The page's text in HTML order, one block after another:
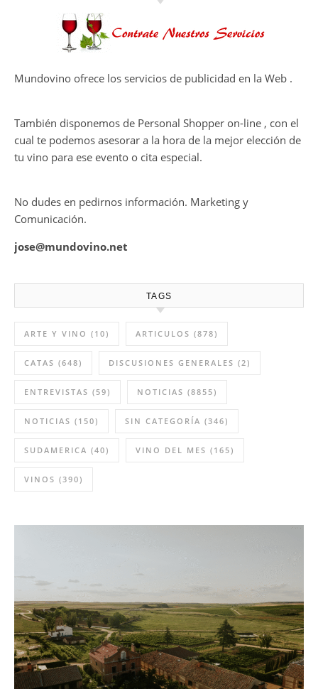
Mundovino ofrece los servicios de publicidad en la Web .
También disponemos de Personal Shopper on-line , con el
cual te podemos asesorar a la hora de la mejor elección de
tu vino para ese evento o cita especial.
No dudes en pedirnos información. Marketing y
Comunicación.
jose@mundovino.net
TAGS
ARTE Y VINO (10) ARTICULOS (878)
CATAS (648) DISCUSIONES GENERALES (2)
ENTREVISTAS (59) NOTICIAS (8855)
NOTICIAS (150) SIN CATEGORÍA (346)
SUDAMERICA (40) VINO DEL MES (165)
VINOS (390)